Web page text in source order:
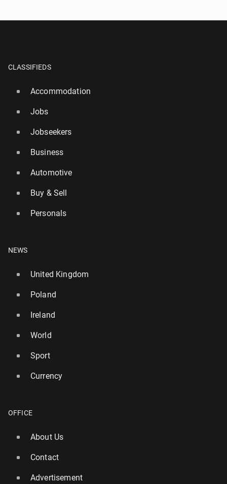
CLASSIFIEDS
Accommodation
Jobs
Jobseekers
Business
Automotive
Buy & Sell
Personals
NEWS
United Kingdom
Poland
Ireland
World
Sport
Currency
OFFICE
About Us
Contact
Advertisement